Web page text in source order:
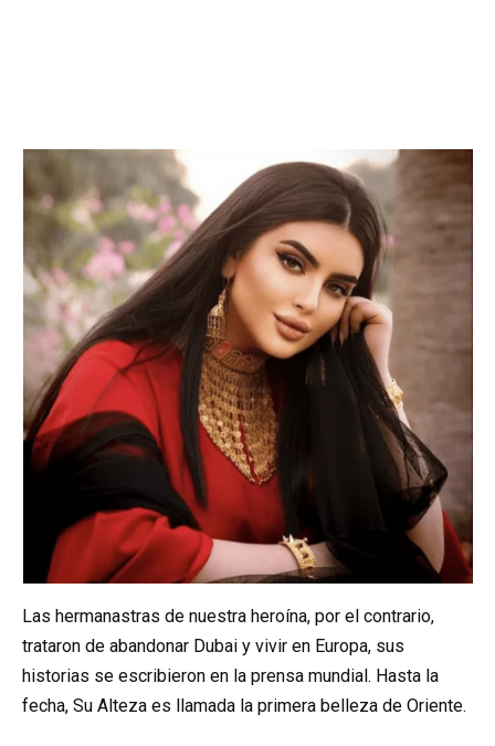
Las hermanastras de nuestra heroína, por el contrario,
trataron de abandonar Dubai y vivir en Europa, sus
historias se escribieron en la prensa mundial. Hasta la
fecha, Su Alteza es llamada la primera belleza de Oriente.